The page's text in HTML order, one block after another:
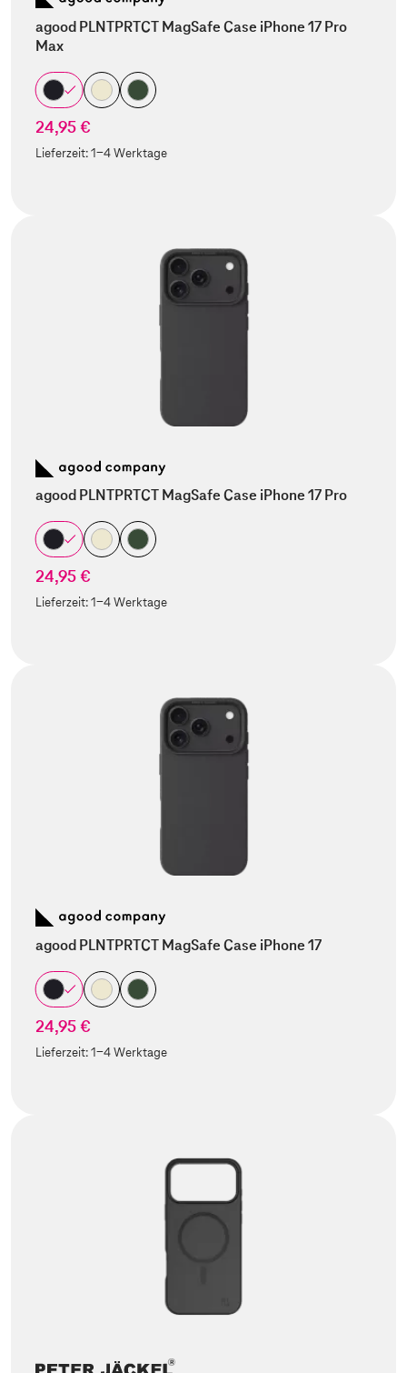
agood PLNTPRTCT MagSafe Case iPhone 17 Pro
Max
24,95 €
Lieferzeit:1-4 Werktage
agood PLNTPRTCT MagSafe Case iPhone 17 Pro
24,95 €
Lieferzeit:1-4 Werktage
agood PLNTPRTCT MagSafe Case iPhone 17
24,95 €
Lieferzeit:1-4 Werktage